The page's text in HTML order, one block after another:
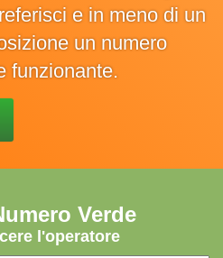
e in meno di un
un numero
funzionante.
Verde
l'operatore